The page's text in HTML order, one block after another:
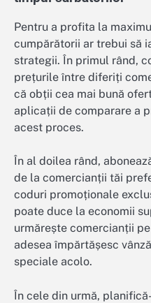
Pentru a profita la
cumpărătorii ar trebui să
strategii. În primul rând,
prețurile între diferiți
că obții cea mai bună
aplicații de comparare a
acest proces.
În al doilea rând,
de la comercianții tăi
coduri promoționale
poate duce la economii
urmărește comercianții
adesea împărtășesc
speciale acolo.
În cele din urmă,